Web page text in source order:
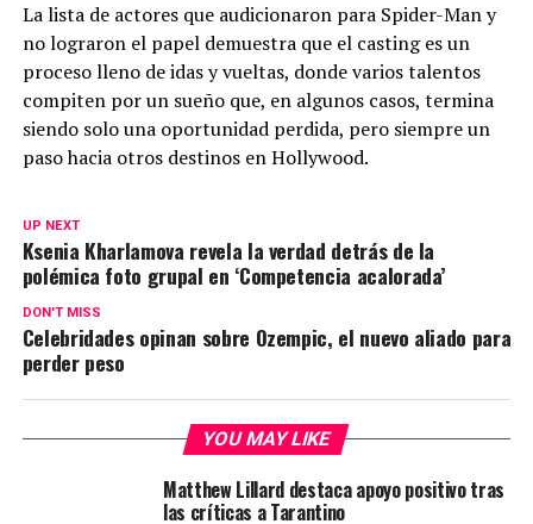
La lista de actores que audicionaron para Spider-Man y
no lograron el papel demuestra que el casting es un
proceso lleno de idas y vueltas, donde varios talentos
compiten por un sueño que, en algunos casos, termina
siendo solo una oportunidad perdida, pero siempre un
paso hacia otros destinos en Hollywood.
UP NEXT
Ksenia Kharlamova revela la verdad detrás de la
polémica foto grupal en ‘Competencia acalorada’
DON'T MISS
Celebridades opinan sobre Ozempic, el nuevo aliado para
perder peso
YOU MAY LIKE
Matthew Lillard destaca apoyo positivo tras
las críticas a Tarantino